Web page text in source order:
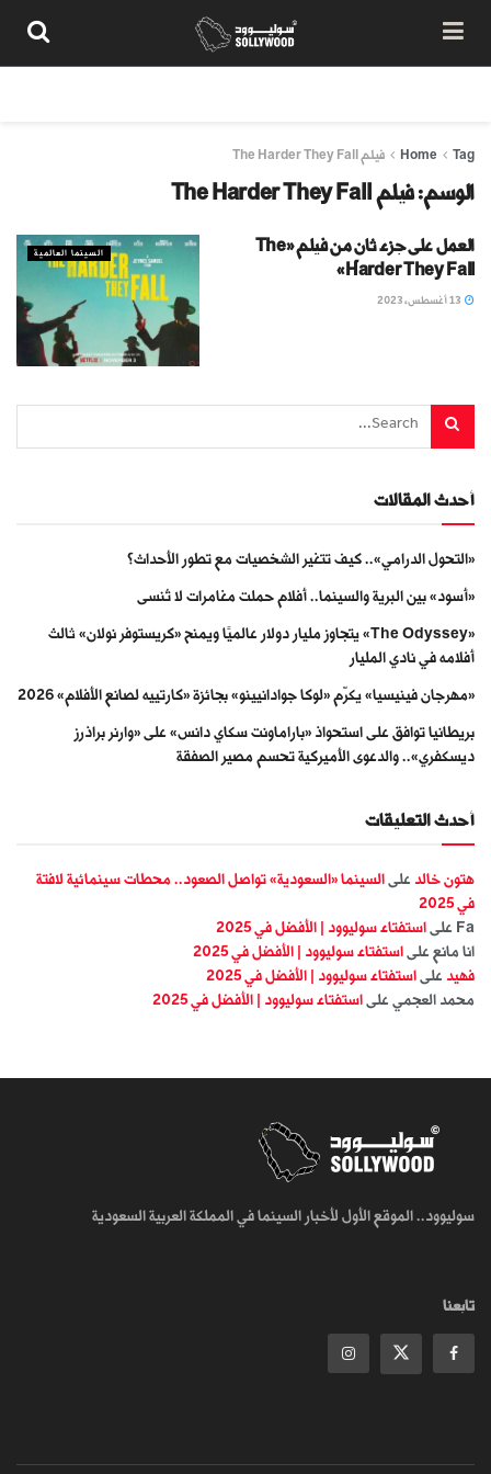
Home Tag فيلم The Harder They Fall
الوسم:فيلم The Harder They Fall
السينما العالمية
العمل على جزء ثانٍ من فيلم «The
Harder They Fall»
أحدث المقالات
«التحول الدرامي».. كيف تتغير الشخصيات مع تطور الأحداث؟
«أسود» بين البرية والسينما.. أفلام حملت مغامرات لا تُنسى
«The Odyssey» يتجاوز مليار دولار عالميًا ويمنح «كريستوفر نولان» ثالث
أفلامه في نادي المليار
«مهرجان فينيسيا» يكرّم «لوكا جوادانيينو» بجائزة «كارتييه لصانع الأفلام» 2026
بريطانيا توافق على استحواذ «باراماونت سكاي دانس» على «وارنر براذرز
ديسكفري».. والدعوى الأميركية تحسم مصير الصفقة
أحدث التعليقات
هتون خالد على السينما «السعودية» تواصل الصعود.. محطات سينمائية لافتة
في 2025
Fa على استفتاء سوليوود | الأفضل في 2025
انا مانع على استفتاء سوليوود | الأفضل في 2025
فهيد على استفتاء سوليوود | الأفضل في 2025
محمد العجمي على استفتاء سوليوود | الأفضل في 2025
سوليوود.. الموقع الأول لأخبار السينما في المملكة العربية السعودية
تابعنا